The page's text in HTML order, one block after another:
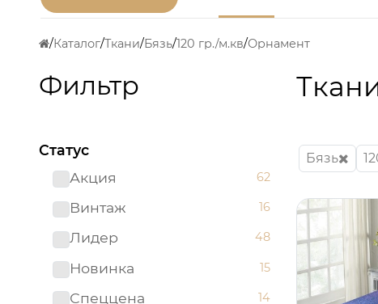
Каталог Ткани Бязь 120 гр./м.кв Орнамент
Фильтр
Статус
Акция
62
Винтаж 16
Лидер 48
Новинка 15
Спеццена 14
Бязь